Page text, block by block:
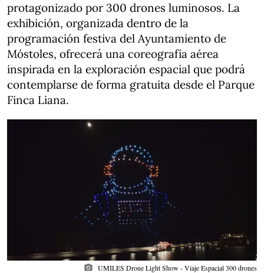
protagonizado por 300 drones luminosos. La
exhibición, organizada dentro de la
programación festiva del Ayuntamiento de
Móstoles, ofrecerá una coreografía aérea
inspirada en la exploración espacial que podrá
contemplarse de forma gratuita desde el Parque
Finca Liana.
photo_camera UMILES Drone Light Show - Viaje Espacial 300 drones